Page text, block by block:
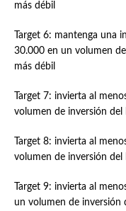
más débil
Target 6: mantenga una
30.000 en un volumen
más débil
Target 7: invierta al
volumen de inversión del
Target 8: invierta al
volumen de inversión
Target 9: invierta al
un volumen de inversión